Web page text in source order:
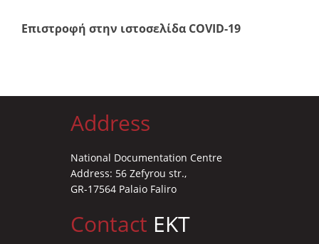
Επιστροφή στην ιστοσελίδα COVID-19
Address
National Documentation Centre
Address: 56 Zefyrou str.,
GR-17564 Palaio Faliro
Contact EKT